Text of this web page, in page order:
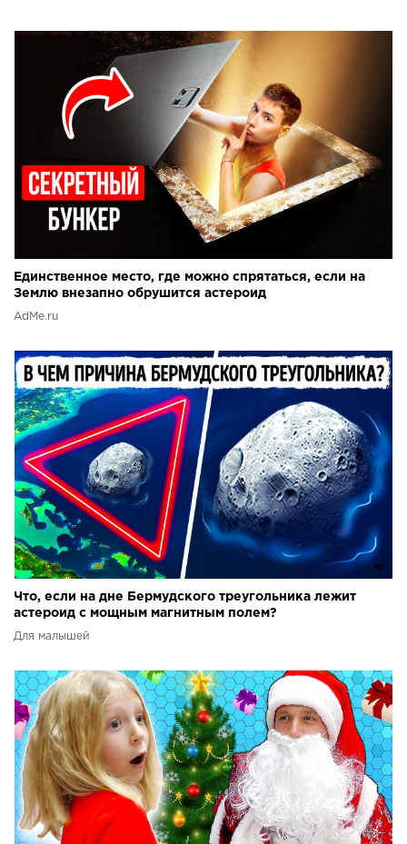
Единственное место, где можно спрятаться, если на
Землю внезапно обрушится астероид
AdMe.ru
Что, если на дне Бермудского треугольника лежит
астероид с мощным магнитным полем?
Для малышей